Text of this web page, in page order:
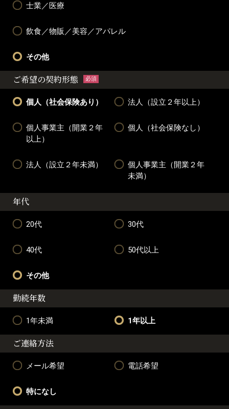
士業／医療
飲食／物販／美容／アパレル
その他
ご希望の契約形態 必須
個人（社会保険あり） 法人（設立２年以上）
個人事業主（開業２年
以上）
個人（社会保険なし）
法人（設立２年未満）
個人事業主（開業２年
未満）
年代
20代 30代
40代 50代以上
その他
勤続年数
1年未満 1年以上
ご連絡方法
メール希望 電話希望
特になし